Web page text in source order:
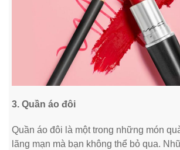
3. Quần áo đôi
Quần áo đôi là một trong những món
lãng mạn mà bạn không thể bỏ qua.